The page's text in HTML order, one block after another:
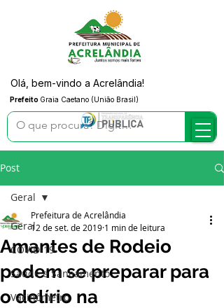
Prefeito Graia Caetano (União Brasil)
Olá, bem-vindo a Acrelândia!
Post
Geral
COVID-19
Saúde e Saneamento
Vacinômetro
Geral
Amantes de Rodeio
podem se preparar para
o delírio na
Prefeitura de Acrelândia
12 de set. de 2019 1 min de leitura